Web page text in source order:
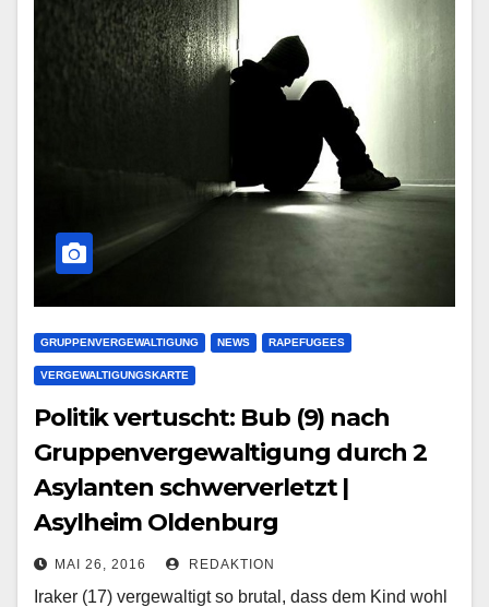
GRUPPENVERGEWALTIGUNG NEWS RAPEFUGEES
VERGEWALTIGUNGSKARTE
Politik vertuscht: Bub (9) nach
Gruppenvergewaltigung durch 2
Asylanten schwerverletzt |
Asylheim Oldenburg
MAI 26, 2016 REDAKTION
Iraker (17) vergewaltigt so brutal, dass dem Kind wohl